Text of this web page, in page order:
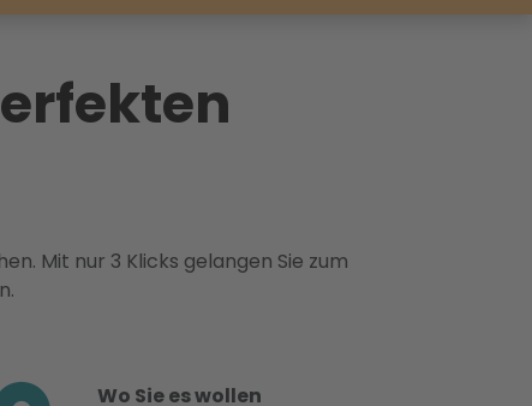
Mit nur 3 Klicks gelangen Sie zum
Wo Sie es wollen